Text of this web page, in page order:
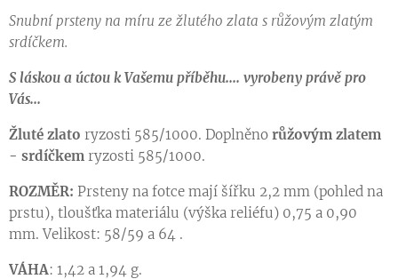
Snubní prsteny na míru ze žlutého zlata s růžovým zlatým
srdíčkem.
S láskou a úctou k Vašemu příběhu.... vyrobeny právě pro
Vás...
Žluté zlato ryzosti 585/1000. Doplněno růžovým zlatem
- srdíčkem ryzosti 585/1000.
ROZMĚR: Prsteny na fotce mají šířku 2,2 mm (pohled na
prstu), tloušťka materiálu (výška reliéfu) 0,75 a 0,90
mm. Velikost: 58/59 a 64 .
VÁHA: 1,42 a 1,94 g.